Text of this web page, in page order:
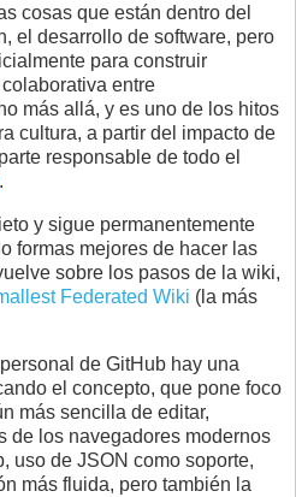
cosas que están dentro del
el desarrollo de software, pero
para construir
entre
más allá, y es uno de los hitos
cultura, a partir del impacto de
responsable de todo el
.
y sigue permanentemente
formas mejores de hacer las
sobre los pasos de la wiki,
Federated Wiki (la más
de GitHub hay una
el concepto, que pone foco
más sencilla de editar,
de los navegadores modernos
uso de JSON como soporte,
más fluida, pero también la